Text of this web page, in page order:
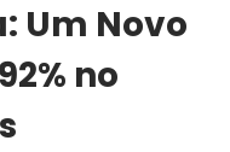
Um Novo
no